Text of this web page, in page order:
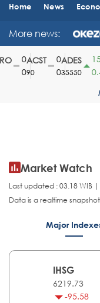
Home News
More news:
ACST
90
ADES
35550
150
Market Watch
Last updated : 03.18 WIB
Data is a realtime
Major
IHSG
6219.73
-95.58